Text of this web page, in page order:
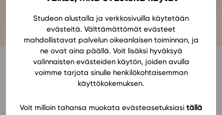
Studeon alustalla ja verkkosivuilla käytetään
evästeitä. Välttämättömät evästeet
mahdollistavat palvelun oikeanlaisen toiminnan, ja
ne ovat aina päällä. Voit lisäksi hyväksyä
valinnaisten evästeiden käytön, joiden avulla
voimme tarjota sinulle henkilökohtaisemman
käyttökokemuksen.
Voit milloin tahansa muokata evästeasetuksiasi tällä
Seuraa oppilaiden
edistymistä